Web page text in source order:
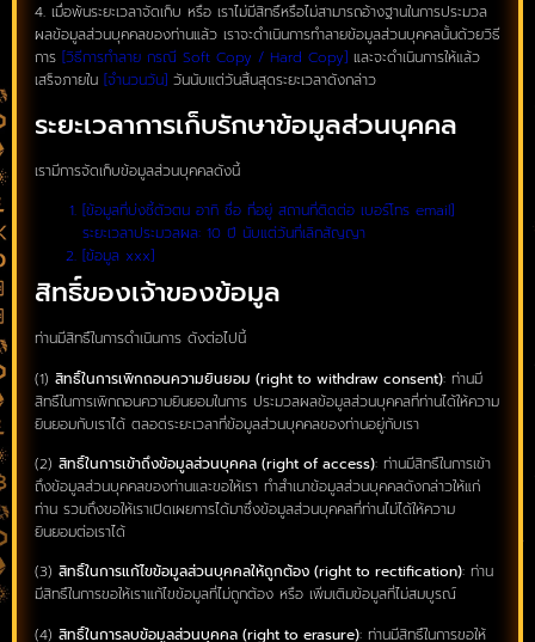
4. เมื่อพ้นระยะเวลาจัดเก็บ หรือ เราไม่มีสิทธิ์หรือไม่สามารถอ้างฐานในการประมวล
ผลข้อมูลส่วนบุคคลของท่านแล้ว เราจะดำเนินการทำลายข้อมูลส่วนบุคคลนั้นด้วยวิธี
การ [วิธีการทำลาย กรณี Soft Copy / Hard Copy] และจะดำเนินการให้แล้ว
เสร็จภายใน [จำนวนวัน] วันนับแต่วันสิ้นสุดระยะเวลาดังกล่าว
ระยะเวลาการเก็บรักษาข้อมูลส่วนบุคคล
เรามีการจัดเก็บข้อมูลส่วนบุคคลดังนี้
[ข้อมูลที่บ่งชี้ตัวตน อาทิ ชื่อ ที่อยู่ สถานที่ติดต่อ เบอร์โทร email]
ระยะเวลาประมวลผล: 10 ปี นับแต่วันที่เลิกสัญญา
[ข้อมูล xxx]
สิทธิ์ของเจ้าของข้อมูล
ท่านมีสิทธิ์ในการดำเนินการ ดังต่อไปนี้
(1) สิทธิ์ในการเพิกถอนความยินยอม (right to withdraw consent): ท่านมี
สิทธิ์ในการเพิกถอนความยินยอมในการ ประมวลผลข้อมูลส่วนบุคคลที่ท่านได้ให้ความ
ยินยอมกับเราได้ ตลอดระยะเวลาที่ข้อมูลส่วนบุคคลของท่านอยู่กับเรา
(2) สิทธิ์ในการเข้าถึงข้อมูลส่วนบุคคล (right of access): ท่านมีสิทธิ์ในการเข้า
ถึงข้อมูลส่วนบุคคลของท่านและขอให้เรา ทำสำเนาข้อมูลส่วนบุคคลดังกล่าวให้แก่
ท่าน รวมถึงขอให้เราเปิดเผยการได้มาซึ่งข้อมูลส่วนบุคคลที่ท่านไม่ได้ให้ความ
ยินยอมต่อเราได้
(3) สิทธิ์ในการแก้ไขข้อมูลส่วนบุคคลให้ถูกต้อง (right to rectification): ท่าน
มีสิทธิ์ในการขอให้เราแก้ไขข้อมูลที่ไม่ถูกต้อง หรือ เพิ่มเติมข้อมูลที่ไม่สมบูรณ์
(4) สิทธิ์ในการลบข้อมูลส่วนบุคคล (right to erasure): ท่านมีสิทธิ์ในการขอให้